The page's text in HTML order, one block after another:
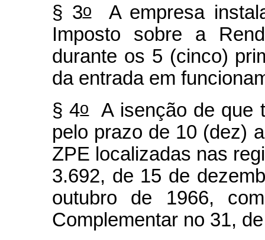
§ 3oA empresa
Imposto sobre a
durante os 5 (cinco)
da entrada em
§ 4oA isenção de que
pelo prazo de 10 (dez)
ZPE localizadas nas
3.692, de 15 de
outubro de 1966,
Complementar no 31,